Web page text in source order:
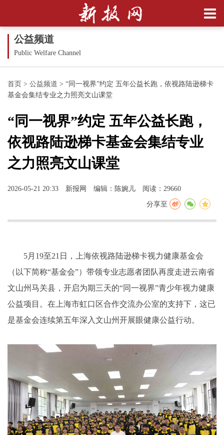
公益频道
Public Welfare Channel
首页 > 公益频道 > “同一视界”约定 五年公益长跑，依视路陆逊梯卡
基金会集结专业之力照亮文山课堂
“同一视界”约定 五年公益长跑，
依视路陆逊梯卡基金会集结专业
之力照亮文山课堂
2026-05-21 20:33 新报网 编辑：陈婉儿 阅读：29660
分享至
5月19至21日，上海依视路陆逊梯卡视力健康基金会
（以下简称“基金会”）带领专业志愿者团队再度走进云南省
文山州马关县，开启为期三天的“同一视界”青少年视力健康
公益项目。在上海市虹口区合作交流办公室的支持下，这已
是基金会连续第五年深入文山州开展眼健康公益行动。